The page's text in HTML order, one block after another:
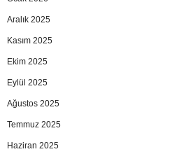
Aralık 2025
Kasım 2025
Ekim 2025
Eylül 2025
Ağustos 2025
Temmuz 2025
Haziran 2025